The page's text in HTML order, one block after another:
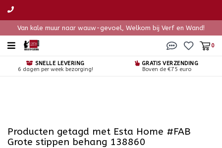
Van kale muur naar wauw-gevoel, Welkom bij Verf en Wand!
0
SNELLE LEVERING
6 dagen per week bezorging!
GRATIS VERZENDING
Boven de €75 euro
Producten getagd met Esta Home #FAB
Grote stippen behang 138860